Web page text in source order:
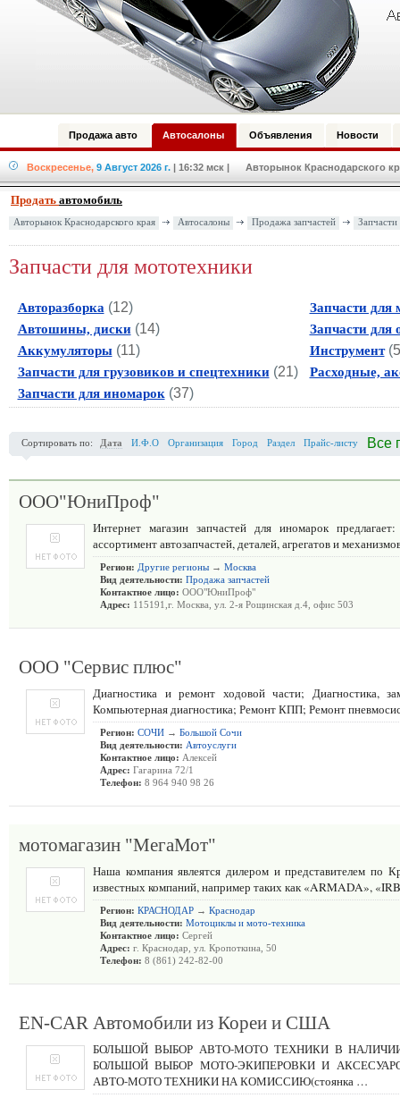
Продажа авто Автосалоны Объявления Новости
Воскресенье, 9 Август 2026 г. | 16:32 мск | Авторынок Краснодарского
Продать автомобиль
Авторынок Краснодарского края Автосалоны Продажа запчастей
Запчасти для мототехники
Авторазборка (12)
Автошины, диски(14)
Аккумуляторы(11)
Запчасти для грузовиков и спецтехники(21)
Запчасти для иномарок (37)
Запчасти для
Запчасти для
Инструмент(5
Расходные,
Сортировать по: Дата И.Ф.О Организация Город Раздел Прайс-листу Все
ООО"ЮниПроф"
Интернет магазин запчастей для иномарок
ассортимент автозапчастей, деталей, агрегатов и
Регион: Другие регионы → Москва
Вид деятельности: Продажа запчастей
Контактное лицо: ООО"ЮниПроф"
Адрес: 115191,г. Москва, ул. 2-я Рощинская д.4, офис 503
ООО "Сервис плюс"
Диагностика и ремонт ходовой части; Диагностика,
Компьютерная диагностика; Ремонт КПП; Ремонт
Регион: СОЧИ → Большой Сочи
Вид деятельности: Автоуслуги
Контактное лицо: Алексей
Адрес: Гагарина 72/1
Телефон: 8 964 940 98 26
мотомагазин "МегаМот"
Наша компания явлеятся дилером и представителем по
известных компаний, например таких как «ARMADA»,
Регион: КРАСНОДАР → Краснодар
Вид деятельности: Мотоциклы и мото-техника
Контактное лицо: Сергей
Адрес: г. Краснодар, ул. Кропоткина, 50
Телефон: 8 (861) 242-82-00
EN-CAR Автомобили из Кореи и США
БОЛЬШОЙ ВЫБОР АВТО-МОТО ТЕХНИКИ В
БОЛЬШОЙ ВЫБОР МОТО-ЭКИПЕРОВКИ И
АВТО-МОТО ТЕХНИКИ НА КОМИССИЮ(стоянка …